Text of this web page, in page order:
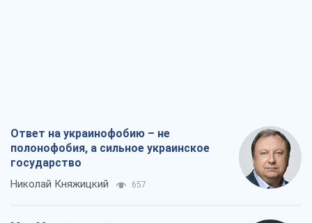
Ответ на украинофобию – не
полонофобия, а сильное украинское
государство
Николай Княжицкий 657